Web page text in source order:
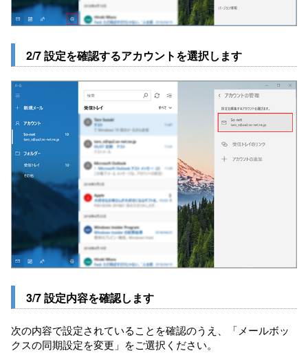
2/7 設定を確認するアカウントを選択します
3/7 設定内容を確認します
次の内容で設定されていることを確認のうえ、「メールボッ
クスの同期設定を変更」をご選択ください。